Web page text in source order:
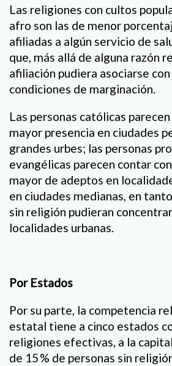
Las religiones con cultos
afro son las de menor
afiliadas a algún servicio de
que, más allá de alguna razón
afiliación pudiera asociarse
condiciones de marginación.
Las personas católicas
mayor presencia en ciudades
grandes urbes; las personas
evangélicas parecen contar
mayor de adeptos en
en ciudades medianas, en
sin religión pudieran
localidades urbanas.
Por Estados
Por su parte, la competencia
estatal tiene a cinco estados
religiones efectivas, a la
de 15 % de personas sin